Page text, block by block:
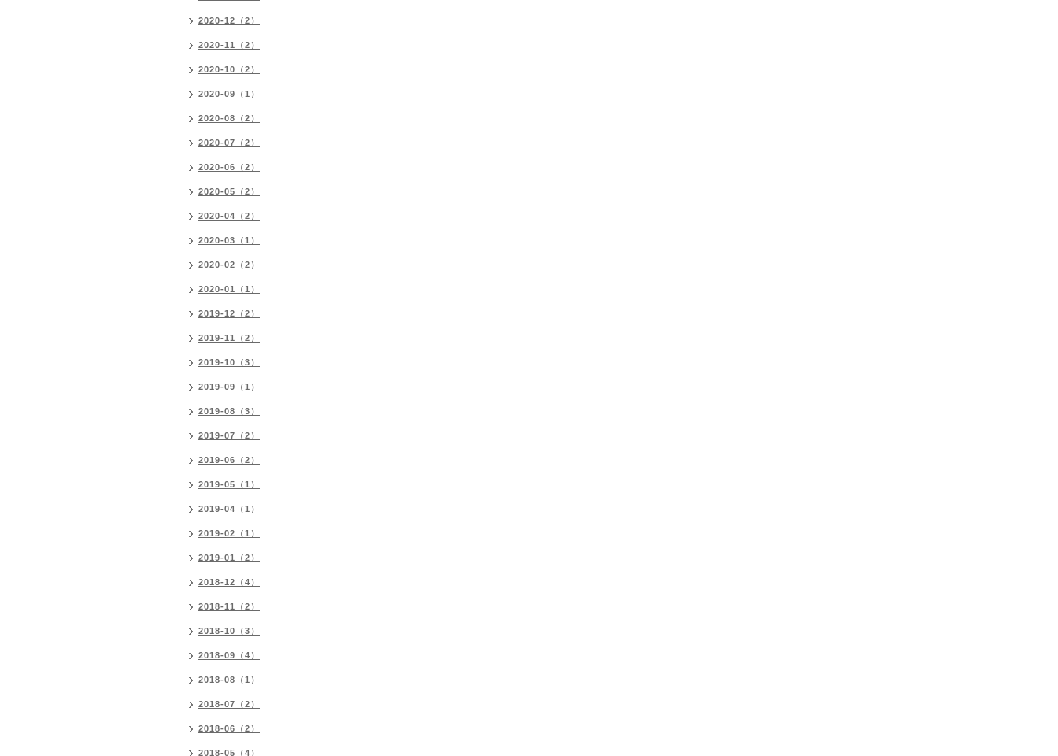
2020-12（2）
2020-11（2）
2020-10（2）
2020-09（1）
2020-08（2）
2020-07（2）
2020-06（2）
2020-05（2）
2020-04（2）
2020-03（1）
2020-02（2）
2020-01（1）
2019-12（2）
2019-11（2）
2019-10（3）
2019-09（1）
2019-08（3）
2019-07（2）
2019-06（2）
2019-05（1）
2019-04（1）
2019-02（1）
2019-01（2）
2018-12（4）
2018-11（2）
2018-10（3）
2018-09（4）
2018-08（1）
2018-07（2）
2018-06（2）
2018-05（4）